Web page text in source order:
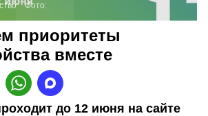
Фото:
приоритеты
вместе
до 12 июня на сайте